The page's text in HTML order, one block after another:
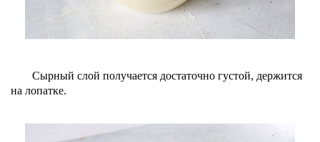
Сырный слой получается достаточно густой, держится
на лопатке.